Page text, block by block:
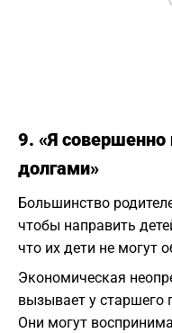
9. «Я
долгами»
Большинство
чтобы направить
что их дети не могут
Экономическая
вызывает у старшего
Они могут